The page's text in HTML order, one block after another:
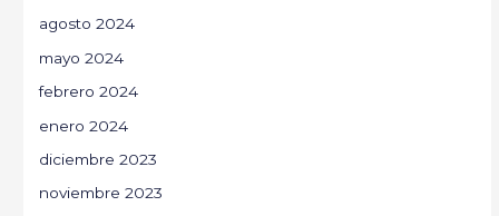
agosto 2024
mayo 2024
febrero 2024
enero 2024
diciembre 2023
noviembre 2023